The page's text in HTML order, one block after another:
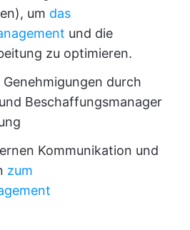
um das
und die
zu optimieren.
durch
Beschaffungsmanager
Kommunikation und
zum